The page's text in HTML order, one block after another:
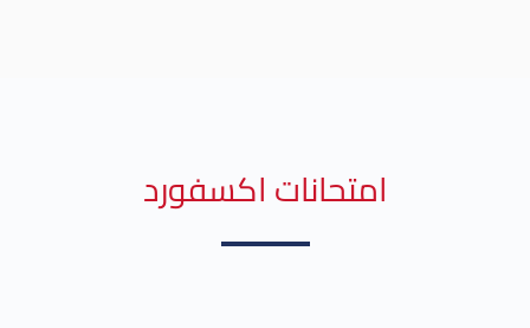
امتحانات اكسفورد